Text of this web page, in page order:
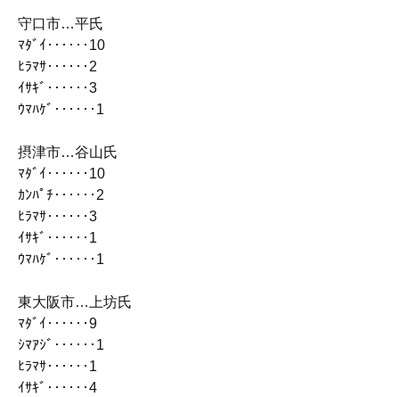
守口市…平氏
ﾏﾀﾞｲ‥‥‥10
ﾋﾗﾏｻ‥‥‥2
ｲｻｷﾞ‥‥‥3
ｳﾏﾊｹﾞ‥‥‥1
摂津市…谷山氏
ﾏﾀﾞｲ‥‥‥10
ｶﾝﾊﾟﾁ‥‥‥2
ﾋﾗﾏｻ‥‥‥3
ｲｻｷﾞ‥‥‥1
ｳﾏﾊｹﾞ‥‥‥1
東大阪市…上坊氏
ﾏﾀﾞｲ‥‥‥9
ｼﾏｱｼﾞ‥‥‥1
ﾋﾗﾏｻ‥‥‥1
ｲｻｷﾞ‥‥‥4